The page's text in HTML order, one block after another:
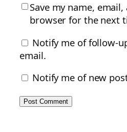
Save my name,
browser for the next
Notify me of follow-
email.
Notify me of new